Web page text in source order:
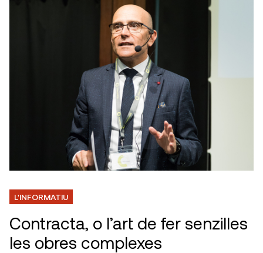
L'INFORMATIU
Contracta, o l’art de fer senzilles
les obres complexes